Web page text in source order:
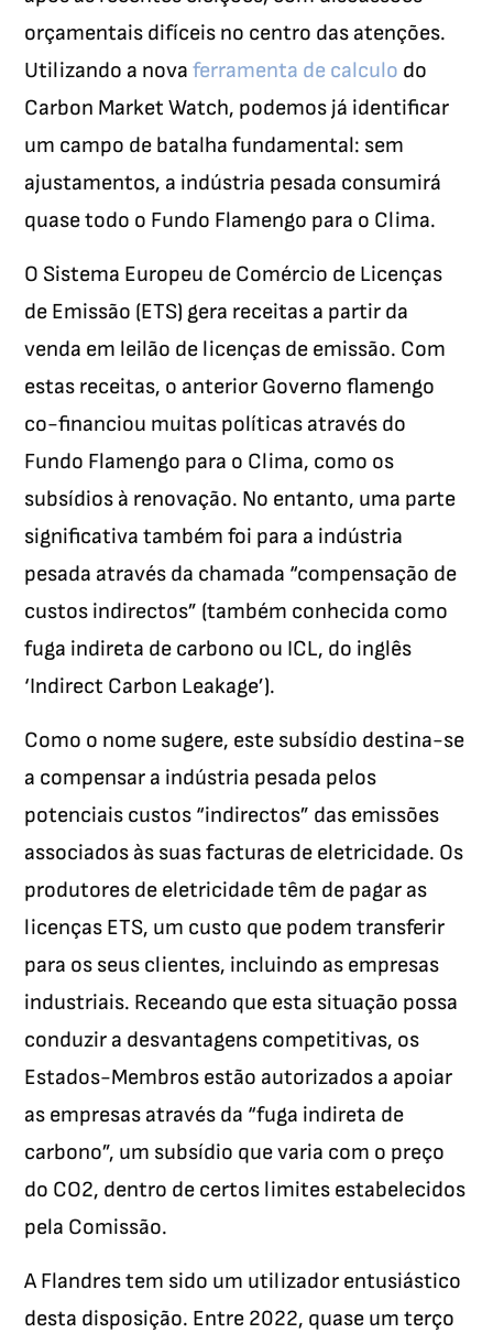
orçamentais difíceis no centro das atenções.
Utilizando a novaferramenta de calculo do
Carbon Market Watch, podemos já identificar
um campo de batalha fundamental: sem
ajustamentos, a indústria pesada consumirá
quase todo o Fundo Flamengo para o Clima.
O Sistema Europeu de Comércio de Licenças
de Emissão (ETS) gera receitas a partir da
venda em leilão de licenças de emissão. Com
estas receitas, o anterior Governo flamengo
co-financiou muitas políticas através do
Fundo Flamengo para o Clima, como os
subsídios à renovação. No entanto, uma parte
significativa também foi para a indústria
pesada através da chamada “compensação de
custos indirectos” (também conhecida como
fuga indireta de carbono ou ICL, do inglês
‘Indirect Carbon Leakage’).
Como o nome sugere, este subsídio destina-se
a compensar a indústria pesada pelos
potenciais custos “indirectos” das emissões
associados às suas facturas de eletricidade. Os
produtores de eletricidade têm de pagar as
licenças ETS, um custo que podem transferir
para os seus clientes, incluindo as empresas
industriais. Receando que esta situação possa
conduzir a desvantagens competitivas, os
Estados-Membros estão autorizados a apoiar
as empresas através da “fuga indireta de
carbono”, um subsídio que varia com o preço
do CO2, dentro de certos limites estabelecidos
pela Comissão.
A Flandres tem sido um utilizador entusiástico
desta disposição. Entre 2022, quase um terço